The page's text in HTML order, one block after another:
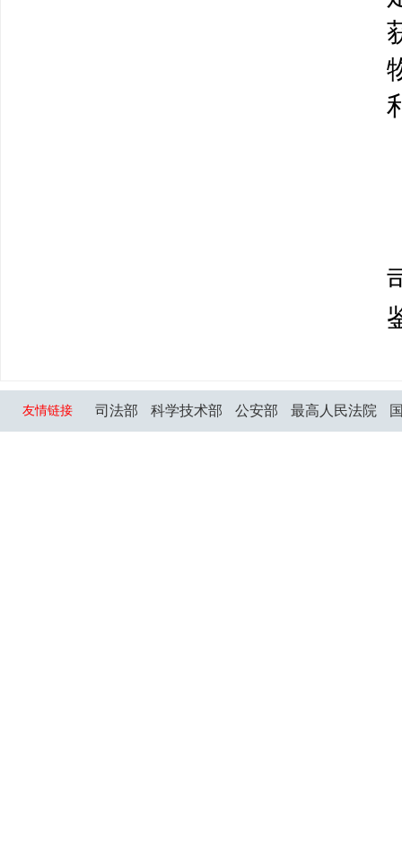
友情链接 司法部 科学技术部 公安部 最高人民法院